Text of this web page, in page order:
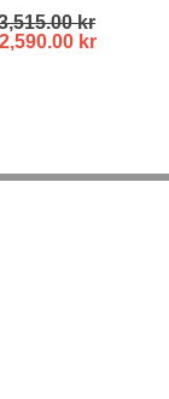
kr
2,590.00 kr